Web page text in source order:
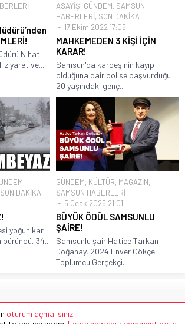
Nihat
ziyaret ve...
ASAYİŞ, GÜNDEM, SAMSUN
HABERLERİ, SON DAKİKA
17 Ekim 2022 17:05
MAHKEMEDEN 3 KİŞİ İÇİN
KARAR!
Samsun'da kardeşinin kayıp
olduğuna dair polise başvurduğu
20 yaşındaki genç...
,
SON DAKİKA
yoğun kar
büründü, 34...
GÜNDEM, KÜLTÜR, MAGAZİN,
SAMSUN HABERLERİ
5 Ocak 2025 21:01
BÜYÜK ÖDÜL SAMSUNLU
ŞAİRE!
Samsunlu şair Hatice Tarkan
Doğanay, 2024 Enver Gökçe
Toplumcu Gerçekçi...
oturum açmalısınız.